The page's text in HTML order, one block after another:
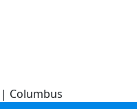
| Columbus